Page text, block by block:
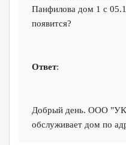
Панфилова дом 1 с
появится?
Ответ:
Добрый день. ООО
обслуживает дом по